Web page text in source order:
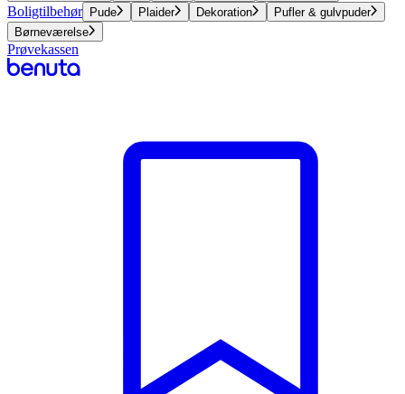
Boligtilbehør Pude Plaider Dekoration
Pufler & gulvpuder
Børneværelse
Prøvekassen